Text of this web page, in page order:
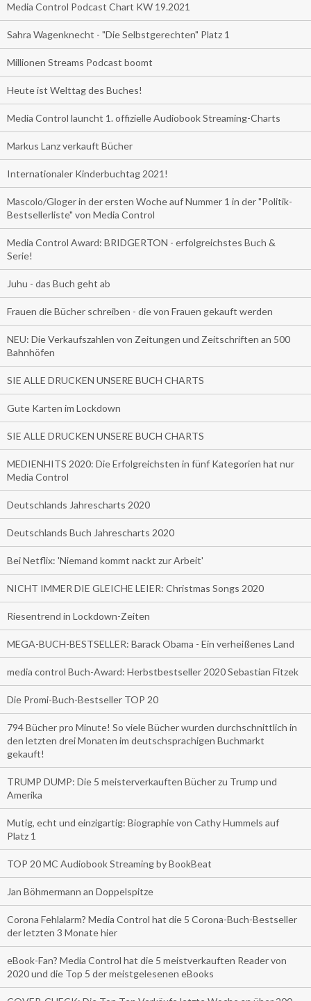
Media Control Podcast Chart KW 19.2021
Sahra Wagenknecht - "Die Selbstgerechten" Platz 1
Millionen Streams Podcast boomt
Heute ist Welttag des Buches!
Media Control launcht 1. offizielle Audiobook Streaming-Charts
Markus Lanz verkauft Bücher
Internationaler Kinderbuchtag 2021!
Mascolo/Gloger in der ersten Woche auf Nummer 1 in der "Politik-
Bestsellerliste" von Media Control
Media Control Award: BRIDGERTON - erfolgreichstes Buch &
Serie!
Juhu - das Buch geht ab
Frauen die Bücher schreiben - die von Frauen gekauft werden
NEU: Die Verkaufszahlen von Zeitungen und Zeitschriften an 500
Bahnhöfen
SIE ALLE DRUCKEN UNSERE BUCH CHARTS
Gute Karten im Lockdown
SIE ALLE DRUCKEN UNSERE BUCH CHARTS
MEDIENHITS 2020: Die Erfolgreichsten in fünf Kategorien hat nur
Media Control
Deutschlands Jahrescharts 2020
Deutschlands Buch Jahrescharts 2020
Bei Netflix: 'Niemand kommt nackt zur Arbeit'
NICHT IMMER DIE GLEICHE LEIER: Christmas Songs 2020
Riesentrend in Lockdown-Zeiten
MEGA-BUCH-BESTSELLER: Barack Obama - Ein verheißenes Land
media control Buch-Award: Herbstbestseller 2020 Sebastian Fitzek
Die Promi-Buch-Bestseller TOP 20
794 Bücher pro Minute! So viele Bücher wurden durchschnittlich in
den letzten drei Monaten im deutschsprachigen Buchmarkt
gekauft!
TRUMP DUMP: Die 5 meisterverkauften Bücher zu Trump und
Amerika
Mutig, echt und einzigartig: Biographie von Cathy Hummels auf
Platz 1
TOP 20 MC Audiobook Streaming by BookBeat
Jan Böhmermann an Doppelspitze
Corona Fehlalarm? Media Control hat die 5 Corona-Buch-Bestseller
der letzten 3 Monate hier
eBook-Fan? Media Control hat die 5 meistverkauften Reader von
2020 und die Top 5 der meistgelesenen eBooks